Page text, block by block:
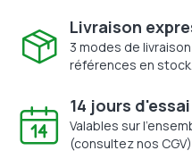
Livraison
3 modes de
références en stock.
14 jours d'essai
Valables sur
(consultez nos CGV).